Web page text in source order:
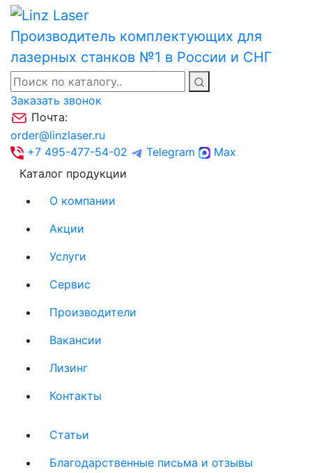
Производитель комплектующих для
лазерных станков №1 в России и СНГ
Заказать звонок
Почта:
order@linzlaser.ru
+7 495-477-54-02
Telegram
Max
Каталог продукции
О компании
Акции
Услуги
Сервис
Производители
Вакансии
Лизинг
Контакты
Статьи
Благодарственные письма и отзывы